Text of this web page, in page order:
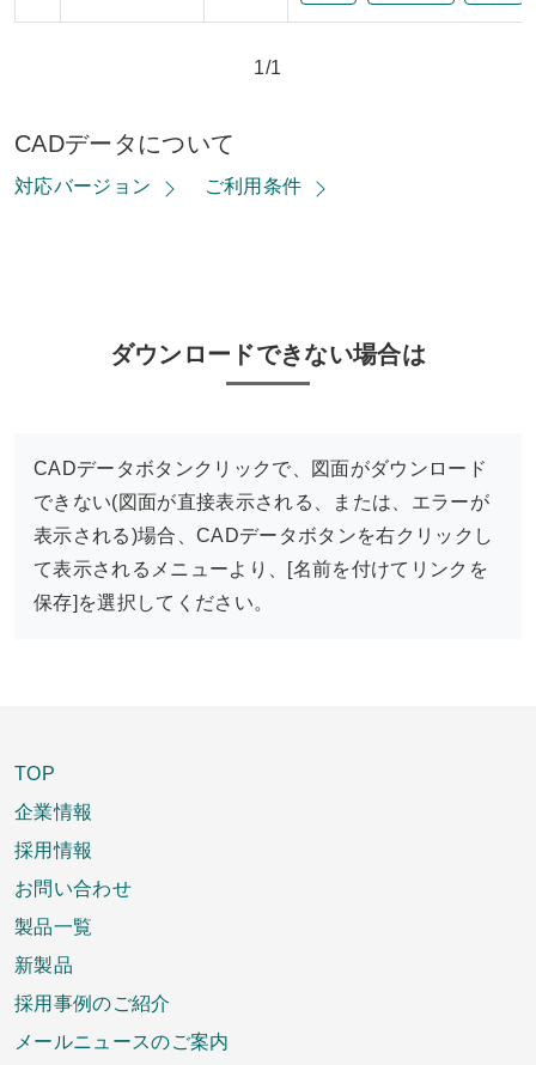
1/1
CADデータについて
対応バージョン ご利用条件
ダウンロードできない場合は
CADデータボタンクリックで、図面がダウンロード
できない(図面が直接表示される、または、エラーが
表示される)場合、CADデータボタンを右クリックし
て表示されるメニューより、[名前を付けてリンクを
保存]を選択してください。
TOP
企業情報
採用情報
お問い合わせ
製品一覧
新製品
採用事例のご紹介
メールニュースのご案内